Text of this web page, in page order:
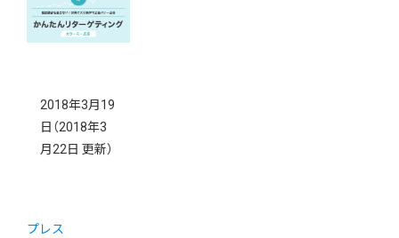
2018年3月19
日 （2018年3
月22日 更新）
プレス